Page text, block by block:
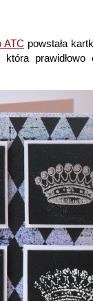
ATC powstała
prawidłowo